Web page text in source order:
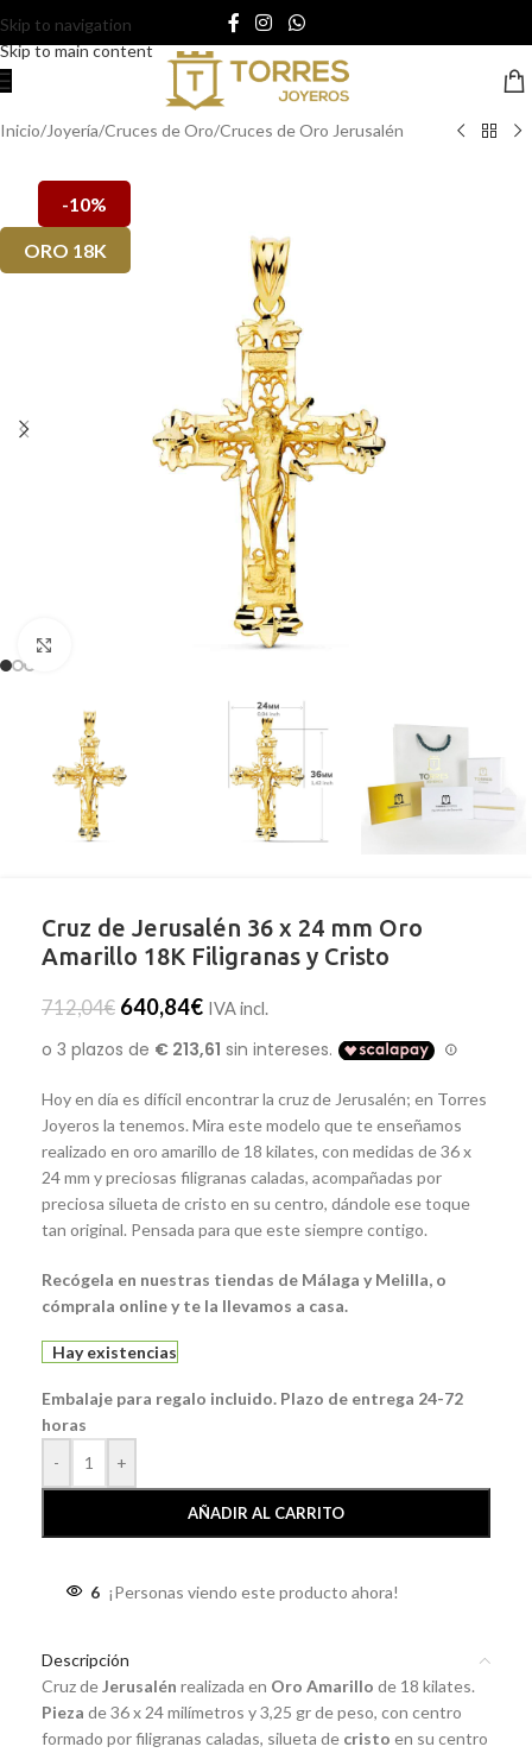
Skip to navigation
Skip to main content
Inicio/Joyería/Cruces de Oro/Cruces de Oro Jerusalén
-10%
ORO 18K
Cruz de Jerusalén 36 x 24 mm Oro
Amarillo 18K Filigranas y Cristo
712,04€ 640,84€ IVA incl.
Hoy en día es difícil encontrar la cruz de Jerusalén; en Torres
Joyeros la tenemos. Mira este modelo que te enseñamos
realizado en oro amarillo de 18 kilates, con medidas de 36 x
24 mm y preciosas filigranas caladas, acompañadas por
preciosa silueta de cristo en su centro, dándole ese toque
tan original. Pensada para que este siempre contigo.
Recógela en nuestras tiendas de Málaga y Melilla, o
cómprala online y te la llevamos a casa.
Hay existencias
Embalaje para regalo incluido. Plazo de entrega 24-72
horas
-
+
AÑADIR AL CARRITO
6 ¡Personas viendo este producto ahora!
Descripción
Cruz deJerusalén realizada en Oro Amarillo de 18 kilates.
Pieza de 36 x 24 milímetros y 3,25 gr de peso, con centro
formado por filigranas caladas, silueta de cristo en su centro